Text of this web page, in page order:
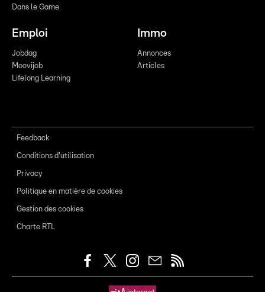
Dans le Game
Emploi
Jobdag
Moovijob
Lifelong Learning
Immo
Annonces
Articles
Feedback
Conditions d'utilisation
Privacy
Politique en matière de cookies
Gestion des cookies
Charte RTL